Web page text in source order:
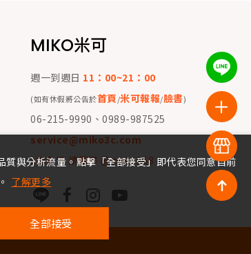
MIKO米可
週一到週日 11：00~21：00
(如有休假將公告於首頁/米可報報/臉書)
06-215-9990、0989-987525
service@miko3c.com
LINE ID 請搜尋 @miko168
與分析流量。點擊「全部接受」即代表您同意目前
了解更多
全部接受